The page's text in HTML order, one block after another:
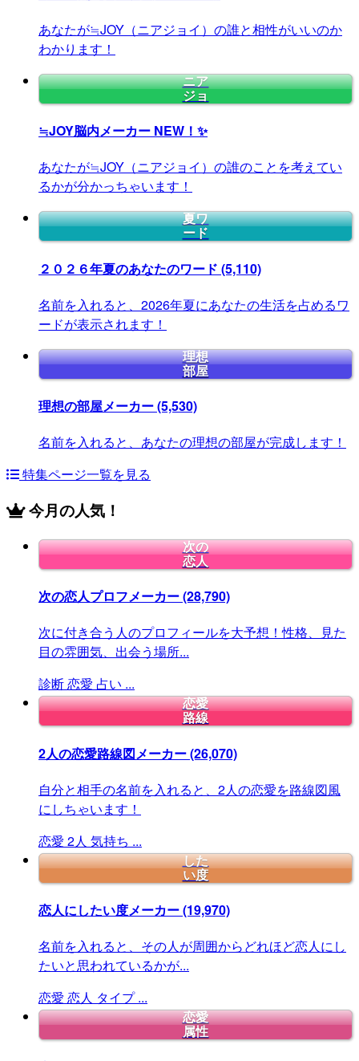
あなたが≒JOY（ニアジョイ）の誰と相性がいいのか
わかります！
ニア
ジョ
≒JOY脳内メーカー NEW！✨
あなたが≒JOY（ニアジョイ）の誰のことを考えてい
るかが分かっちゃいます！
夏ワ
ード
２０２６年夏のあなたのワード (5,110)
名前を入れると、2026年夏にあなたの生活を占めるワ
ードが表示されます！
理想
部屋
理想の部屋メーカー(5,530)
名前を入れると、あなたの理想の部屋が完成します！
特集ページ一覧を見る
今月の人気！
次の
恋人
次の恋人プロフメーカー(28,790)
次に付き合う人のプロフィールを大予想！性格、見た
目の雰囲気、出会う場所...
診断恋愛 占い ...
恋愛
路線
2人の恋愛路線図メーカー(26,070)
自分と相手の名前を入れると、2人の恋愛を路線図風
にしちゃいます！
恋愛 2人 気持ち ...
した
い度
恋人にしたい度メーカー(19,970)
名前を入れると、その人が周囲からどれほど恋人にし
たいと思われているかが...
恋愛 恋人 タイプ ...
恋愛
属性